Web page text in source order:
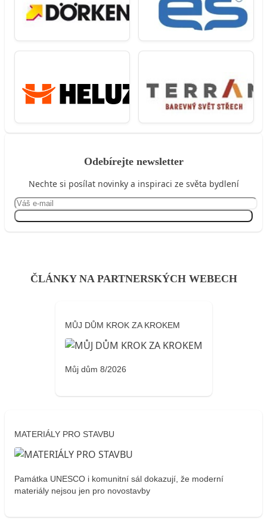
Odebírejte newsletter
Nechte si posílat novinky a inspiraci ze světa bydlení
ČLÁNKY NA PARTNERSKÝCH WEBECH
MŮJ DŮM KROK ZA KROKEM
Můj dům 8/2026
MATERIÁLY PRO STAVBU
Památka UNESCO i komunitní sál dokazují, že moderní
materiály nejsou jen pro novostavby